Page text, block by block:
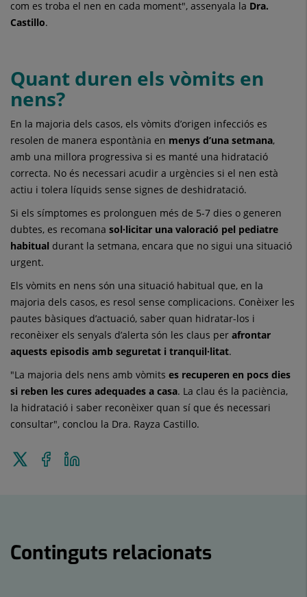
com es troba el nen en cada moment", assenyala la Dra.
Castillo.
Quant duren els vòmits en
nens?
En la majoria dels casos, els vòmits d’origen infecciós es
resolen de manera espontània en menys d’una setmana,
amb una millora progressiva si es manté una hidratació
correcta. No és necessari acudir a urgències si el nen està
actiu i tolera líquids sense signes de deshidratació.
Si els símptomes es prolonguen més de 5-7 dies o generen
dubtes, es recomana sol·licitar una valoració pel pediatre
habitual durant la setmana, encara que no sigui una situació
urgent.
Els vòmits en nens són una situació habitual que, en la
majoria dels casos, es resol sense complicacions. Conèixer les
pautes bàsiques d’actuació, saber quan hidratar-los i
reconèixer els senyals d’alerta són les claus per afrontar
aquests episodis amb seguretat i tranquil·litat.
"La majoria dels nens amb vòmits es recuperen en pocs dies
si reben les cures adequades a casa. La clau és la paciència,
la hidratació i saber reconèixer quan sí que és necessari
consultar", conclou la Dra. Rayza Castillo.
Enviar
Compartir
Continguts relacionats